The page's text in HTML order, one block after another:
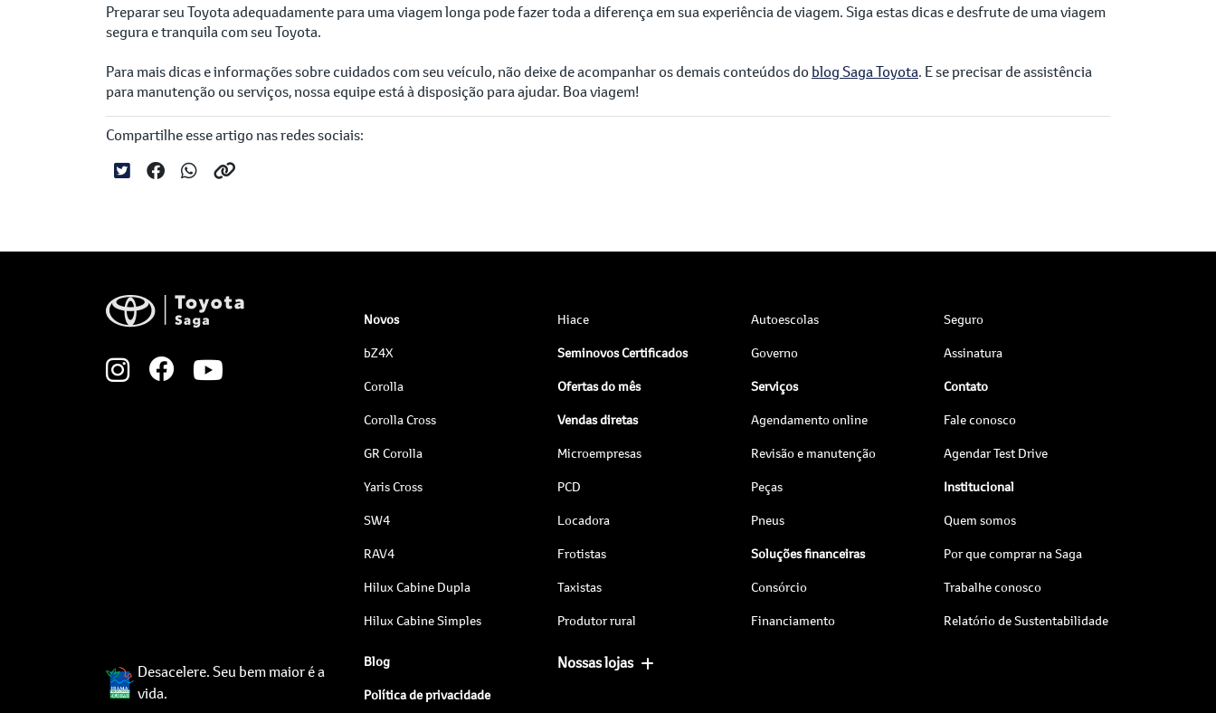
Preparar seu Toyota adequadamente para uma viagem longa pode fazer toda a diferença em sua experiência de viagem. Siga estas dicas e desfrute de uma viagem
segura e tranquila com seu Toyota.
Para mais dicas e informações sobre cuidados com seu veículo, não deixe de acompanhar os demais conteúdos do blog Saga Toyota. E se precisar de assistência
para manutenção ou serviços, nossa equipe está à disposição para ajudar. Boa viagem!
Compartilhe esse artigo nas redes sociais:
Desacelere. Seu bem maior é a
vida.
Novos
bZ4X
Corolla
Corolla Cross
GR Corolla
Yaris Cross
SW4
RAV4
Hilux Cabine Dupla
Hilux Cabine Simples
Hiace
Seminovos Certificados
Ofertas do mês
Vendas diretas
Microempresas
PCD
Locadora
Frotistas
Taxistas
Produtor rural
Autoescolas
Governo
Serviços
Agendamento online
Revisão e manutenção
Peças
Pneus
Soluções financeiras
Consórcio
Financiamento
Seguro
Assinatura
Contato
Fale conosco
Agendar Test Drive
Institucional
Quem somos
Por que comprar na Saga
Trabalhe conosco
Relatório de Sustentabilidade
Blog
Política de privacidade
Nossas lojas